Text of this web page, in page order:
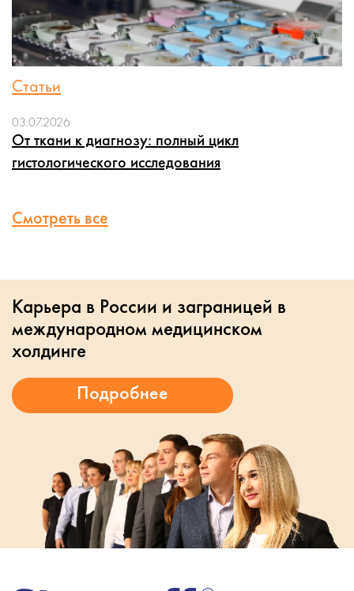
Статьи
03.07.2026
От ткани к диагнозу: полный цикл
гистологического исследования
Смотреть все
Карьера в России и заграницей в
международном медицинском
холдинге